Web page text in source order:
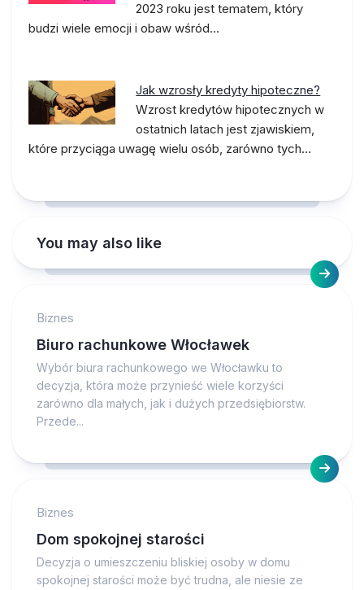
2023 roku jest tematem, który
budzi wiele emocji i obaw wśród…
Jak wzrosły kredyty hipoteczne?
Wzrost kredytów hipotecznych w
ostatnich latach jest zjawiskiem,
które przyciąga uwagę wielu osób, zarówno tych…
You may also like
Biznes
Biuro rachunkowe Włocławek
Wybór biura rachunkowego we Włocławku to
decyzja, która może przynieść wiele korzyści
zarówno dla małych, jak i dużych przedsiębiorstw.
Przede...
Biznes
Dom spokojnej starości
Decyzja o umieszczeniu bliskiej osoby w domu
spokojnej starości może być trudna, ale niesie ze